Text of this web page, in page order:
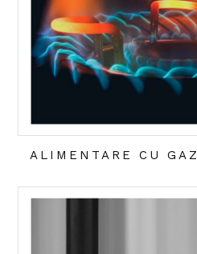
ALIMENTARE CU GAZ